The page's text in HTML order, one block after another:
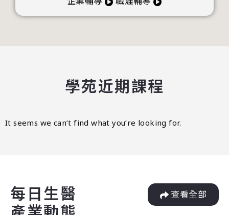
學苑近期課程
It seems we can’t find what you’re looking for.
每日生醫
查看全部